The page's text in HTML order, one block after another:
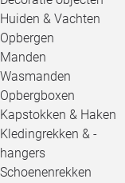
Huiden & Vachten
Opbergen
Manden
Wasmanden
Opbergboxen
Kapstokken & Haken
Kledingrekken & -
hangers
Schoenenrekken